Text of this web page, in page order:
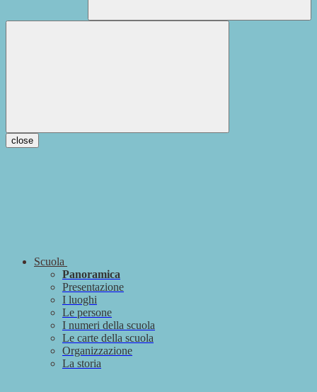
close
Scuola
Panoramica
Presentazione
I luoghi
Le persone
I numeri della scuola
Le carte della scuola
Organizzazione
La storia